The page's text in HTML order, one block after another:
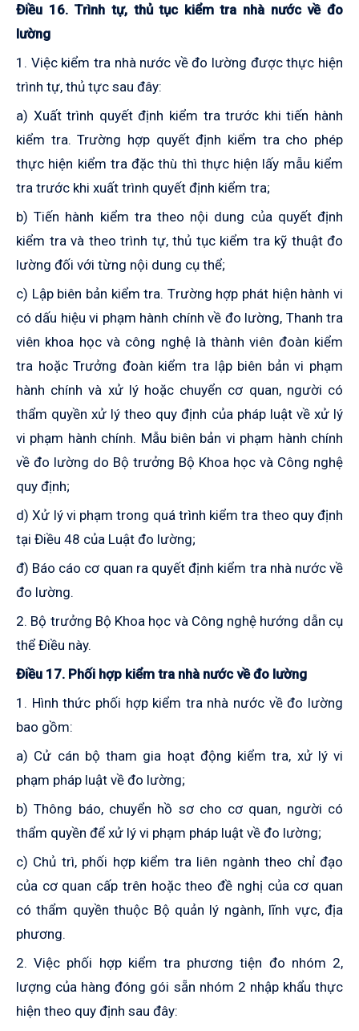
Điều 16. Trình tự, thủ tục kiểm tra nhà nước về đo
lường
1. Việc kiểm tra nhà nước về đo lường được thực hiện
trình tự, thủ tực sau đây:
a) Xuất trình quyết định kiểm tra trước khi tiến hành
kiểm tra. Trường hợp quyết định kiểm tra cho phép
thực hiện kiểm tra đặc thù thì thực hiện lấy mẫu kiểm
tra trước khi xuất trình quyết định kiểm tra;
b) Tiến hành kiểm tra theo nội dung của quyết định
kiểm tra và theo trình tự, thủ tục kiểm tra kỹ thuật đo
lường đối với từng nội dung cụ thể;
c) Lập biên bản kiểm tra. Trường hợp phát hiện hành vi
có dấu hiệu vi phạm hành chính về đo lường, Thanh tra
viên khoa học và công nghệ là thành viên đoàn kiểm
tra hoặc Trưởng đoàn kiểm tra lập biên bản vi phạm
hành chính và xử lý hoặc chuyển cơ quan, người có
thẩm quyền xử lý theo quy định của pháp luật về xử lý
vi phạm hành chính. Mẫu biên bản vi phạm hành chính
về đo lường do Bộ trưởng Bộ Khoa học và Công nghệ
quy định;
d) Xử lý vi phạm trong quá trình kiểm tra theo quy định
tại Điều 48 của Luật đo lường;
đ) Báo cáo cơ quan ra quyết định kiểm tra nhà nước về
đo lường.
2. Bộ trưởng Bộ Khoa học và Công nghệ hướng dẫn cụ
thể Điều này.
Điều 17. Phối hợp kiểm tra nhà nước về đo lường
1. Hình thức phối hợp kiểm tra nhà nước về đo lường
bao gồm:
a) Cử cán bộ tham gia hoạt động kiểm tra, xử lý vi
phạm pháp luật về đo lường;
b) Thông báo, chuyển hồ sơ cho cơ quan, người có
thẩm quyền để xử lý vi phạm pháp luật về đo lường;
c) Chủ trì, phối hợp kiểm tra liên ngành theo chỉ đạo
của cơ quan cấp trên hoặc theo đề nghị của cơ quan
có thẩm quyền thuộc Bộ quản lý ngành, lĩnh vực, địa
phương.
2. Việc phối hợp kiểm tra phương tiện đo nhóm 2,
lượng của hàng đóng gói sẵn nhóm 2 nhập khẩu thực
hiện theo quy định sau đây: